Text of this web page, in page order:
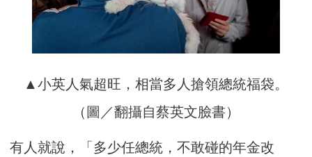
▲小英人氣超旺，相當多人搶領總統福袋。
（圖／翻攝自蔡英文臉書）
有人就說，「多少任總統，不敢碰的年金改